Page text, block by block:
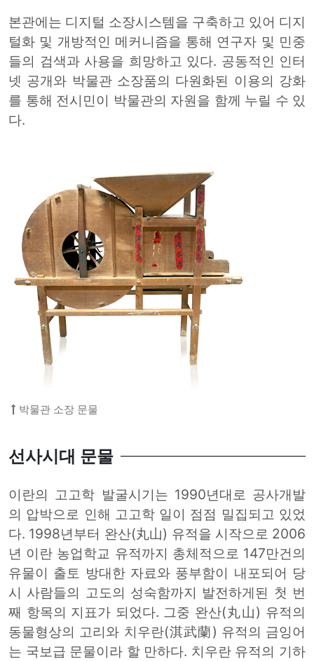
본관에는 디지털 소장시스템을 구축하고 있어 디지
털화 및 개방적인 메커니즘을 통해 연구자 및 민중
들의 검색과 사용을 희망하고 있다. 공동적인 인터
넷 공개와 박물관 소장품의 다원화된 이용의 강화
를 통해 전시민이 박물관의 자원을 함께 누릴 수 있
다.
박물관 소장 문물
선사시대 문물
이란의 고고학 발굴시기는 1990년대로 공사개발
의 압박으로 인해 고고학 일이 점점 밀집되고 있었
다. 1998년부터 완산(丸山) 유적을 시작으로 2006
년 이란 농업학교 유적까지 총체적으로 147만건의
유물이 출토 방대한 자료와 풍부함이 내포되어 당
시 사람들의 고도의 성숙함까지 발전하게된 첫 번
째 항목의 지표가 되었다. 그중 완산(丸山) 유적의
동물형상의 고리와 치우란(淇武蘭) 유적의 금잉어
는 국보급 문물이라 할 만하다. 치우란 유적의 기하